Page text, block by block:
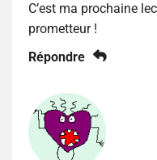
C’est ma prochaine
prometteur !
Répondre